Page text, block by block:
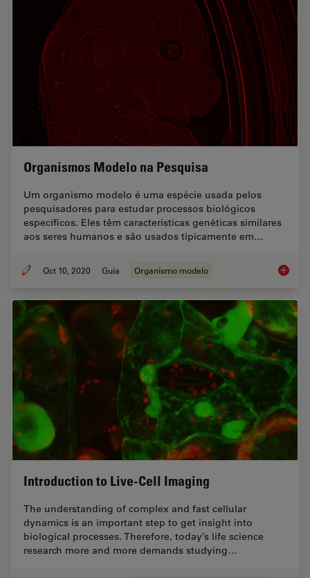
Organismos Modelo na Pesquisa
Um organismo modelo é uma espécie usada pelos
pesquisadores para estudar processos biológicos
específicos. Eles têm características genéticas similares
aos seres humanos e são usados tipicamente em…
Oct 10, 2020 Guia Organismo modelo
Introduction to Live-Cell Imaging
The understanding of complex and fast cellular
dynamics is an important step to get insight into
biological processes. Therefore, today’s life science
research more and more demands studying…